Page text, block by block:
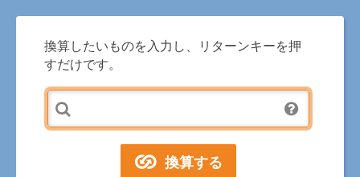
換算したいものを入力し、リターンキーを押
すだけです。